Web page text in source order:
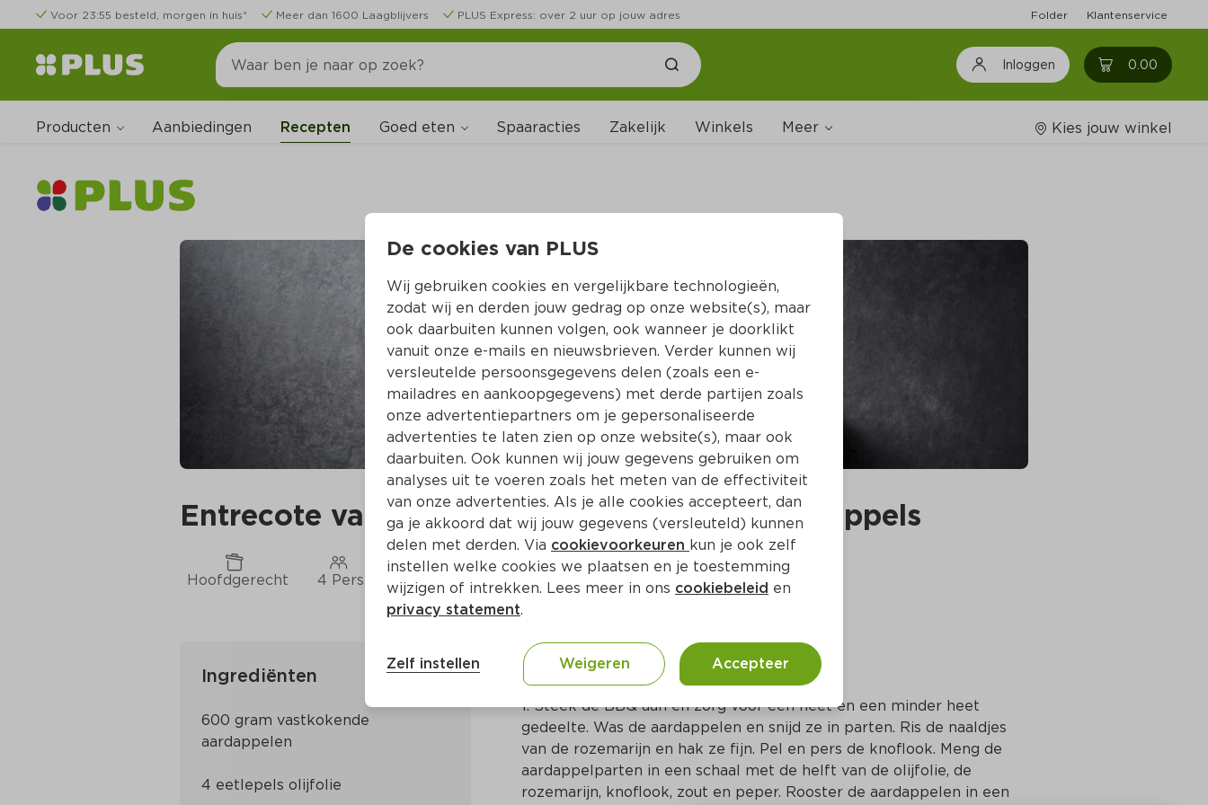
Voor 23:55 besteld, morgen in huis* Meer dan 1600 Laagblijvers PLUS Express: over 2 uur op jouw adres Folder Klantenservice
Inloggen 0.00 0
Producten Aanbiedingen Recepten Goed eten Spaaracties Zakelijk Winkels Meer
Wijnshop
Kies jouw winkel
Entrecote van de BBQ met geroosterde aardappels
Hoofdgerecht 4 Pers. Ca. 45 Min Amerikaans
Ingrediënten
600 gram vastkokende
aardappelen
4 eetlepels olijfolie
Bereidingswijze
1. Steek de BBQ aan en zorg voor een heet en een minder heet
gedeelte. Was de aardappelen en snijd ze in parten. Ris de naaldjes
van de rozemarijn en hak ze fijn. Pel en pers de knoflook. Meng de
aardappelparten in een schaal met de helft van de olijfolie, de
rozemarijn, knoflook, zout en peper. Rooster de aardappelen in een
De cookies van PLUS
Wij gebruiken cookies en vergelijkbare technologieën,
zodat wij en derden jouw gedrag op onze website(s), maar
ook daarbuiten kunnen volgen, ook wanneer je doorklikt
vanuit onze e-mails en nieuwsbrieven. Verder kunnen wij
versleutelde persoonsgegevens delen (zoals een e-
mailadres en aankoopgegevens) met derde partijen zoals
onze advertentiepartners om je gepersonaliseerde
advertenties te laten zien op onze website(s), maar ook
daarbuiten. Ook kunnen wij jouw gegevens gebruiken om
analyses uit te voeren zoals het meten van de effectiviteit
van onze advertenties. Als je alle cookies accepteert, dan
ga je akkoord dat wij jouw gegevens (versleuteld) kunnen
delen met derden. Via cookievoorkeuren kun je ook zelf
instellen welke cookies we plaatsen en je toestemming
wijzigen of intrekken. Lees meer in ons cookiebeleid en
privacy statement.
Zelf instellen Weigeren Accepteer